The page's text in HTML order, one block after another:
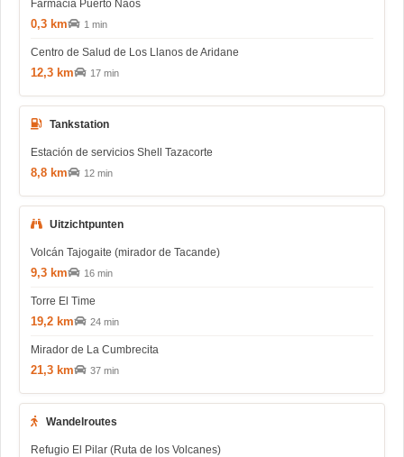
Farmacia Puerto Naos
0,3 km 1 min
Centro de Salud de Los Llanos de Aridane
12,3 km 17 min
Tankstation
Estación de servicios Shell Tazacorte
8,8 km 12 min
Uitzichtpunten
Volcán Tajogaite (mirador de Tacande)
9,3 km 16 min
Torre El Time
19,2 km 24 min
Mirador de La Cumbrecita
21,3 km 37 min
Wandelroutes
Refugio El Pilar (Ruta de los Volcanes)